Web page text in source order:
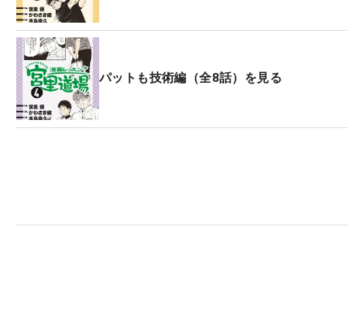
パットも技術編（全8話）を見る